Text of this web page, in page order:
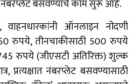
नंबरप्लेट बसवण्याचे काम सुरू आहे.
वाहनधारकांनी ऑनलाइन नोंदणी
रुपये, तीनचाकीसाठी 500 रुपये
रुपये (जीएसटी अतिरिक्त) शुल्क
प्रत्यक्षात नंबरप्लेट बसवण्यासाठी